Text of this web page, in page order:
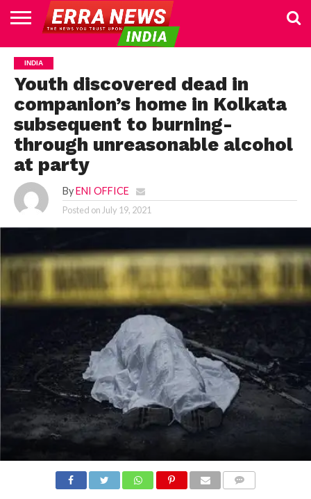
HOME
POLITICS
NEWS
BUSINESS
CULTURE
NATIONAL
SPORTS
LIFESTYLE
TRAVEL
OPINION
BREAKING
NEWS
ENTERTAINMENT
WORLD
CRIME
JOIN
US
INDIA
Youth discovered dead in
companion’s home in Kolkata
subsequent to burning-
through unreasonable alcohol
at party
By ENI OFFICE
Posted on July 19, 2021